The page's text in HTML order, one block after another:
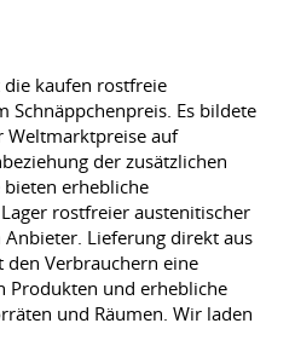
die kaufen rostfreie
Schnäppchenpreis. Es bildete
Weltmarktpreise auf
der zusätzlichen
bieten erhebliche
rostfreier austenitischer
Lieferung direkt aus
den Verbrauchern eine
Produkten und erhebliche
und Räumen. Wir laden